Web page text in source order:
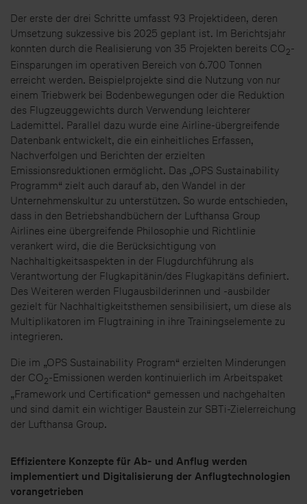
Der erste der drei Schritte umfasst 93 Projektideen, deren
Umsetzung sukzessive bis 2025 geplant ist. Im Berichtsjahr
konnten durch die Realisierung von 35 Projekten bereits CO2-
Einsparungen im operativen Bereich von 6.700 Tonnen
erreicht werden. Beispielprojekte sind die Nutzung von nur
einem Triebwerk bei Bodenbewegungen oder die Reduktion
des Flugzeuggewichts durch Verwendung leichterer
Lademittel. Parallel dazu wurde eine Airline-übergreifende
Datenbank entwickelt, die ein einheitliches Erfassen,
Nachverfolgen und Berichten der erzielten
Emissionsreduktionen ermöglicht. Das „OPS Sustainability
Programm“ zielt auch darauf ab, den Wandel in der
Unternehmenskultur zu unterstützen. So wurde entschieden,
dass in den Betriebshandbüchern der Lufthansa Group
Airlines eine übergreifende Philosophie und Richtlinie
verankert wird, die die Berücksichtigung von
Nachhaltigkeitsaspekten in der Flugdurchführung als
Verantwortung der Flugkapitänin/des Flugkapitäns definiert.
Des Weiteren werden Flugausbilderinnen und -ausbilder
gezielt für Nachhaltigkeitsthemen sensibilisiert, um diese als
Multiplikatoren im Flugtraining in ihre Trainingselemente zu
integrieren.
Die im „OPS Sustainability Program“ erzielten Minderungen
der CO2-Emissionen werden kontinuierlich im Arbeitspaket
„Framework und Certification“ gemessen und nachgehalten
und sind damit ein wichtiger Baustein zur SBTi-Zielerreichung
der Lufthansa Group.
Effizientere Konzepte für Ab- und Anflug werden
implementiert und Digitalisierung der Anflugtechnologien
vorangetrieben